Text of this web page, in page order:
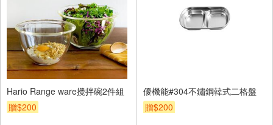
Hario Range ware攪拌碗2件組
贈$200
優機能#304不鏽鋼韓式二格盤
贈$200